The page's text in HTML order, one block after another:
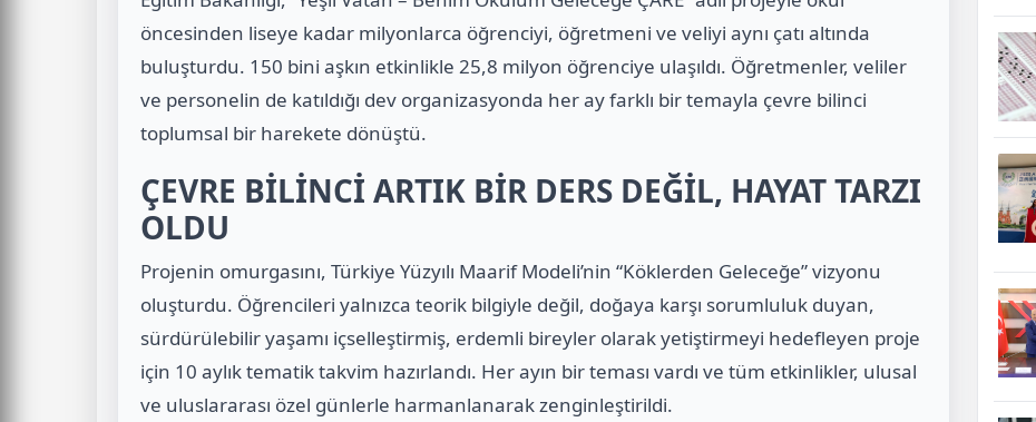
öncesinden liseye kadar milyonlarca öğrenciyi, öğretmeni ve veliyi aynı çatı altında
buluşturdu. 1 50 bini aşkın etkinlikle 25,8 milyon öğrenciye ulaşıldı. Öğretmenler, veliler
ve personelin de katıldığı dev organizasyonda her ay farklı bir temayla çevre bilinci
toplumsal bir harekete dönüştü.
ÇEVRE BİLİNCİ ARTIK BİR DERS DEĞİL, HAYAT TARZI
OLDU
Projenin omurgasını, Türkiye Yüzyılı Maarif Modeli’nin “Köklerden Geleceğe” vizyonu
oluşturdu. Öğrencileri yalnızca teorik bilgiyle değil, doğaya karşı sorumluluk duyan,
sürdürülebilir yaşamı içselleştirmiş, erdemli bireyler olarak yetiştirmeyi hedefleyen proje
için 10 aylık tematik takvim hazırlandı. Her ayın bir teması vardı ve tüm etkinlikler, ulusal
ve uluslararası özel günlerle harmanlanarak zenginleştirildi.